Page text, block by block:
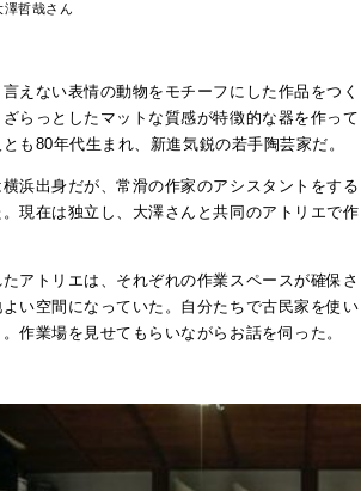
哲哉さん
えない表情の動物をモチーフにした作品をつく
ざらっとしたマットな質感が特徴的な器を作って
も80年代生まれ、新進気鋭の若手陶芸家だ。
浜出身だが、常滑の作家のアシスタントをする
現在は独立し、大澤さんと共同のアトリエで作
たアトリエは、それぞれの作業スペースが確保さ
い空間になっていた。自分たちで古民家を使い
作業場を見せてもらいながらお話を伺った。